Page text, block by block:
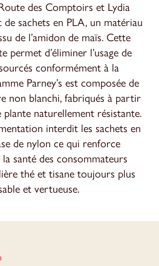
des Comptoirs et Lydia
sachets en PLA, un matériau
de l’amidon de maïs. Cette
permet d’éliminer l’usage de
conformément à la
Parney’s est composée de
non blanchi, fabriqués à partir
plante naturellement résistante.
interdit les sachets en
de nylon ce qui renforce
santé des consommateurs
thé et tisane toujours plus
et vertueuse.